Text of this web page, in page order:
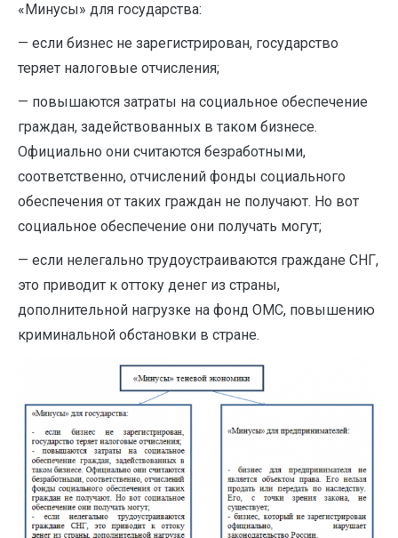
«Минусы» для государства:
— если бизнес не зарегистрирован, государство
теряет налоговые отчисления;
— повышаются затраты на социальное обеспечение
граждан, задействованных в таком бизнесе.
Официально они считаются безработными,
соответственно, отчислений фонды социального
обеспечения от таких граждан не получают. Но вот
социальное обеспечение они получать могут;
— если нелегально трудоустраиваются граждане СНГ,
это приводит к оттоку денег из страны,
дополнительной нагрузке на фонд ОМС, повышению
криминальной обстановки в стране.